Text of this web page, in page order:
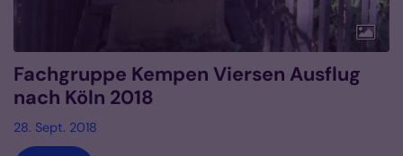
Fachgruppe Kempen Viersen Ausflug
nach Köln 2018
28. Sept. 2018